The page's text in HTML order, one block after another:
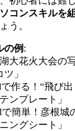
コンスキルを
う。
の例 :
湖大花火大会の
」
で作る！“飛び
ンプレート」
で簡単！彦根
ングシート」